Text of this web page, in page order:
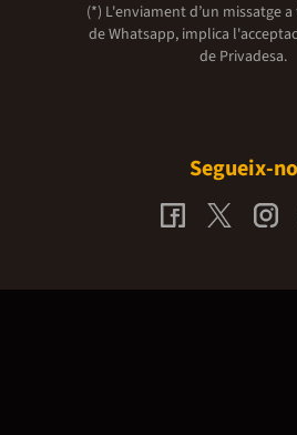
(*) L'enviament d’un missatge
de Whatsapp, implica
de Privadesa.
Segueix-